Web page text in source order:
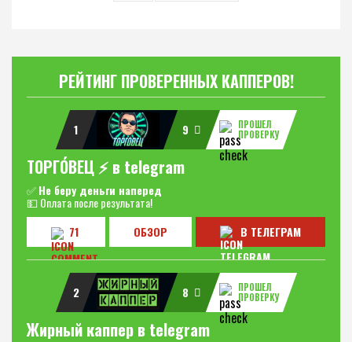
РЕЙТИНГ ПРОВЕРЕННЫХ КАППЕРОВ!
1 9
ПРОШЕЛ
ПРОВЕРКУ
ТОРГО́ВЕЦ ⚡️ в telegram
✅Не беру деньги наперед
💵 Оплата после результата!
71
ОБЗОР В ТЕЛЕГРАМ
2 8
ПРОШЕЛ
ПРОВЕРКУ
Жирный каппер в telegram